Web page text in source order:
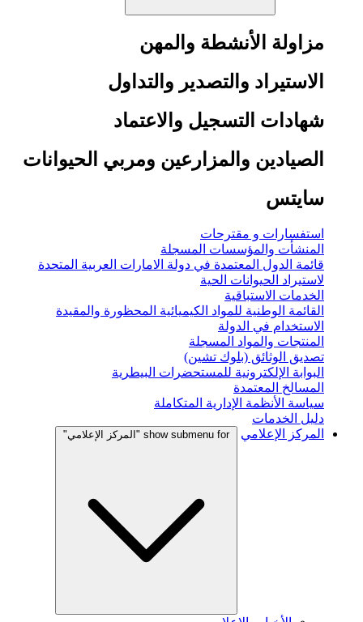
مزاولة الأنشطة والمهن
الاستيراد والتصدير والتداول
شهادات التسجيل والاعتماد
الصيادين والمزارعين ومربي الحيوانات
سايتس
استفسارات و مقترحات
المنشأت والمؤسسات المسجلة
قائمة الدول المعتمدة في دولة الامارات العربية المتحدة
لاستيراد الحيوانات الحية
الخدمات الاستباقية
القائمة الوطنية للمواد الكيميائية المحظورة والمقيدة
الاستخدام في الدولة
المنتجات والمواد المسجلة
تصديق الوثائق (بلوك تشين)
البوابة الإلكترونية للمستحضرات البيطرية
المسالخ المعتمدة
سياسة الأنظمة الإدارية المتكاملة
دليل الخدمات
المركز الإعلامي
show submenu for "المركز الإعلامي"